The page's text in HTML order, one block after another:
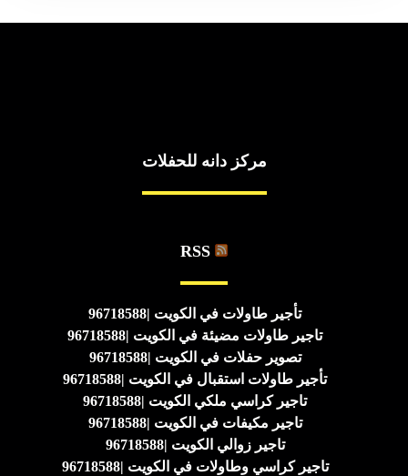
مركز دانه للحفلات
RSS
تأجير طاولات في الكويت |96718588
تاجير طاولات مضيئة في الكويت |96718588
تصوير حفلات في الكويت |96718588
تأجير طاولات استقبال في الكويت |96718588
تاجير كراسي ملكي الكويت |96718588
تاجير مكيفات في الكويت |96718588
تاجير زوالي الكويت |96718588
تاجير كراسي وطاولات في الكويت |96718588